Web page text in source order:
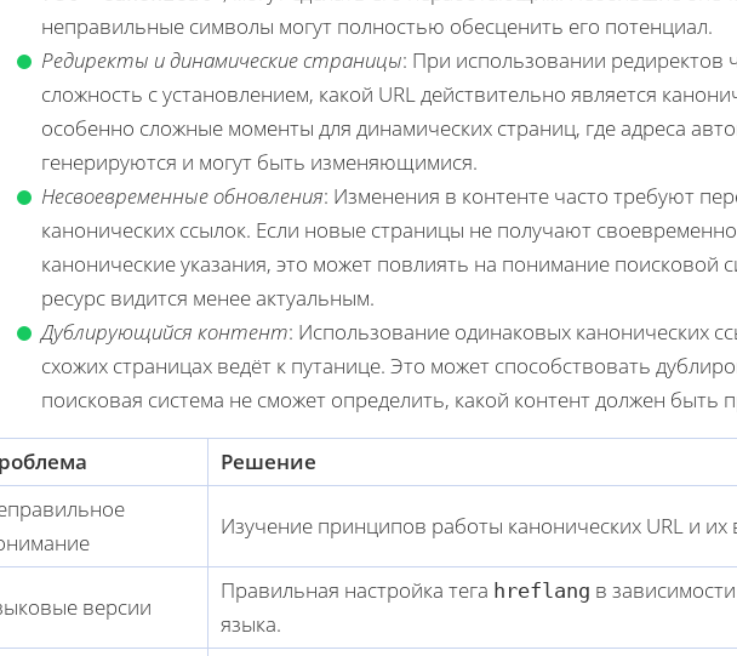
неправильные символы могут полностью обесценить его потенциал.
Редиректы и динамические страницы: При использовании редиректов
сложность с установлением, какой URL действительно является
особенно сложные моменты для динамических страниц, где адреса
генерируются и могут быть изменяющимися.
Несвоевременные обновления: Изменения в контенте часто требуют
канонических ссылок. Если новые страницы не получают
канонические указания, это может повлиять на понимание поисковой
ресурс видится менее актуальным.
Дублирующийся контент: Использование одинаковых канонических
схожих страницах ведёт к путанице. Это может способствовать
поисковая система не сможет определить, какой контент должен быть
Решение
Изучение принципов работы канонических URL и их
версии
Правильная настройка тега hreflang в
языка.